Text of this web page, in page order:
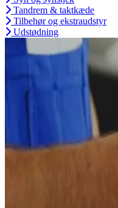
Tandrem & taktkæde
Tilbehør og ekstraudstyr
Udstødning